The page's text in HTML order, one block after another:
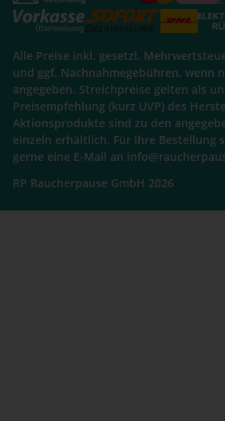
Alle Preise inkl. gesetzl.
und ggf. Nachnahmegebühren, wenn
angegeben. Streichpreise gelten als
Preisempfehlung (kurz UVP) des
Aktionsprodukte sind zu den
einzeln erhältlich. Für Ihre Bestellung
gerne eine E-Mail an
RP Raucherpause GmbH 2026